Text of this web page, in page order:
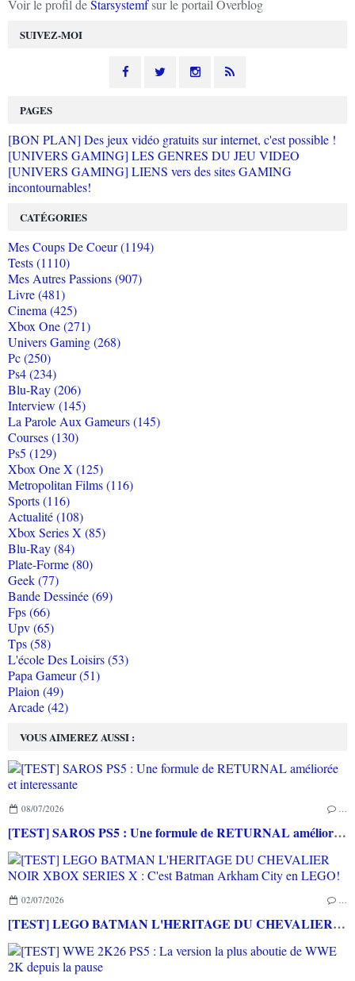
SUIVEZ-MOI
Voir le profil deStarsystemfsur le portail Overblog
VOUS AIMEREZ AUSSI :
08/07/2026 …
[TEST] SAROS PS5 : Une formule de RETURNAL améliorée et interessante
02/07/2026 …
[TEST] LEGO BATMAN L'HERITAGE DU CHEVALIER NOIR XBOX SERIES X : C'est Batman Arkham City en LEGO!
PAGES
[BON PLAN] Des jeux vidéo gratuits sur internet, c'est possible !
[UNIVERS GAMING] LES GENRES DU JEU VIDEO
[UNIVERS GAMING] LIENS vers des sites GAMING
incontournables!
CATÉGORIES
Mes Coups De Coeur (1194)
Tests (1110)
Mes Autres Passions (907)
Livre (481)
Cinema (425)
Xbox One (271)
Univers Gaming (268)
Pc (250)
Ps4 (234)
Blu-Ray (206)
Interview (145)
La Parole Aux Gameurs (145)
Courses (130)
Ps5 (129)
Xbox One X (125)
Metropolitan Films (116)
Sports (116)
Actualité (108)
Xbox Series X (85)
Blu-Ray (84)
Plate-Forme (80)
Geek (77)
Bande Dessinée (69)
Fps (66)
Upv (65)
Tps (58)
L'école Des Loisirs (53)
Papa Gameur (51)
Plaion (49)
Arcade (42)